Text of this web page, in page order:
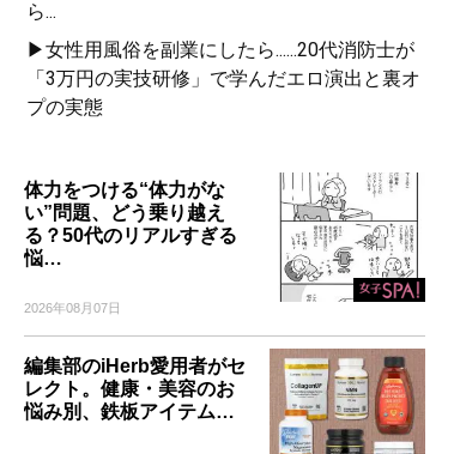
ら...
▶女性用風俗を副業にしたら......20代消防士が
「3万円の実技研修」で学んだエロ演出と裏オ
プの実態
体力をつける“体力がな
い”問題、どう乗り越え
る？50代のリアルすぎる
悩…
2026年08月07日
編集部のiHerb愛用者がセ
レクト。健康・美容のお
悩み別、鉄板アイテム…